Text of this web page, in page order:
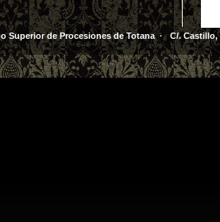
Superior de Procesiones de Totana · C/. Castillo,